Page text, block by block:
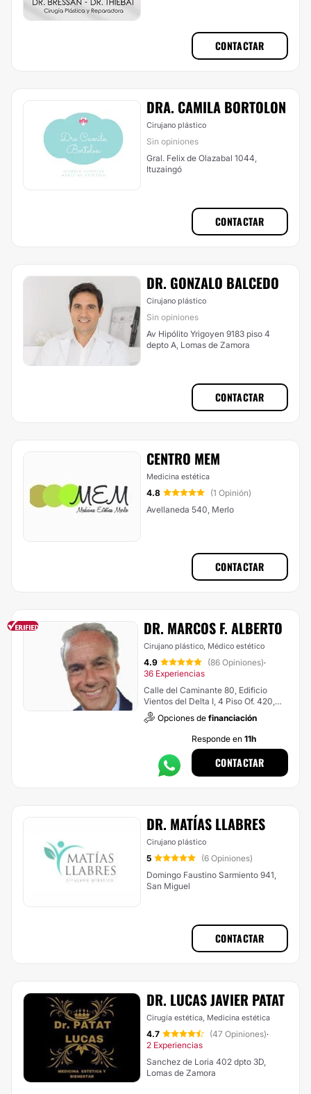
CONTACTAR
DRA. CAMILA BORTOLON
Cirujano plástico
Sin opiniones
Gral. Felix de Olazabal 1044,
Ituzaingó
CONTACTAR
DR. GONZALO BALCEDO
Cirujano plástico
Sin opiniones
Av Hipólito Yrigoyen 9183 piso 4
depto A, Lomas de Zamora
CONTACTAR
CENTRO MEM
Medicina estética
4.8
(1 Opinión)
Avellaneda 540, Merlo
CONTACTAR
DR. MARCOS F. ALBERTO
Cirujano plástico, Médico estético
4.9 (86 Opiniones)·
36 Experiencias
Calle del Caminante 80, Edificio
Vientos del Delta I, 4 Piso Of. 420,
Nordelta
Opciones de financiación
Responde en 11h
CONTACTAR
DR. MATÍAS LLABRES
Cirujano plástico
5
(6 Opiniones)
Domingo Faustino Sarmiento 941,
San Miguel
CONTACTAR
DR. LUCAS JAVIER PATAT
Cirugía estética, Medicina estética
4.7 (47 Opiniones)·
2 Experiencias
Sanchez de Loria 402 dpto 3D,
Lomas de Zamora